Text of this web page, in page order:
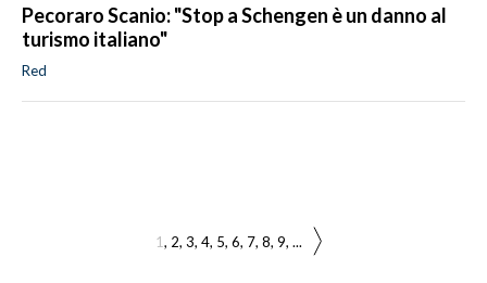
Pecoraro Scanio: "Stop a Schengen è un danno al
turismo italiano"
Red
1 2 3 4 5 6 7 8 9 ...